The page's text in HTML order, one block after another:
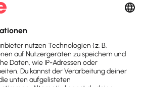
aufgeführt:
– 1,00 Euro bis 24.999,00 Euro
Euro bis 250,00 Euro (mit
geschätzt)
– ca. 150,00 Euro bis